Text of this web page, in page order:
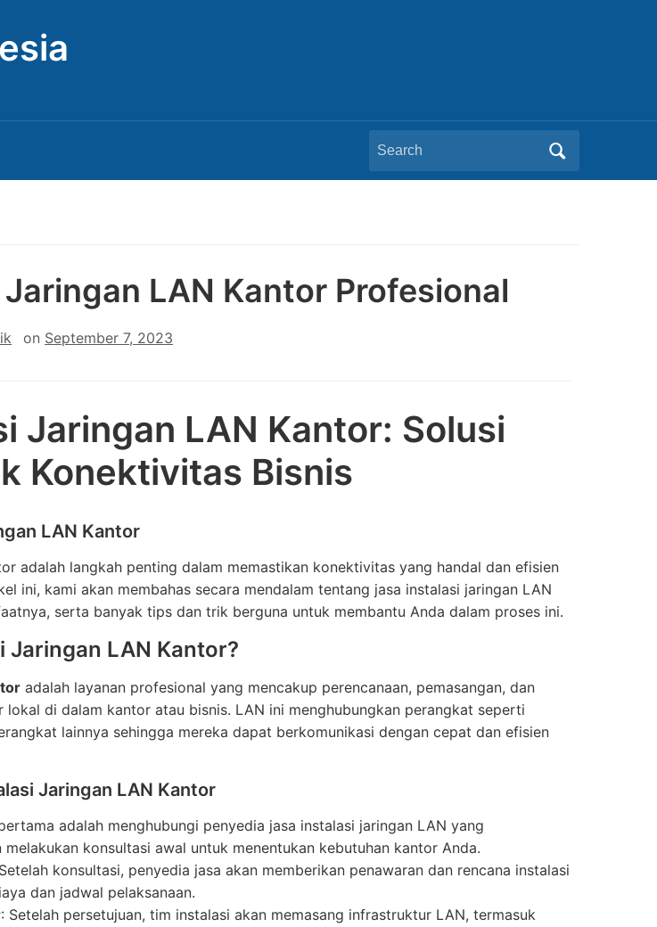
Search
for:
LAN Kantor Profesional
on September 7, 2023
Jaringan LAN Kantor: Solusi
Konektivitas Bisnis
LAN Kantor
adalah langkah penting dalam memastikan konektivitas yang handal dan efisien
ini, kami akan membahas secara mendalam tentang jasa instalasi jaringan LAN
serta banyak tips dan trik berguna untuk membantu Anda dalam proses ini.
Jaringan LAN Kantor?
adalah layanan profesional yang mencakup perencanaan, pemasangan, dan
lokal di dalam kantor atau bisnis. LAN ini menghubungkan perangkat seperti
lainnya sehingga mereka dapat berkomunikasi dengan cepat dan efisien
Jaringan LAN Kantor
adalah menghubungi penyedia jasa instalasi jaringan LAN yang
melakukan konsultasi awal untuk menentukan kebutuhan kantor Anda.
konsultasi, penyedia jasa akan memberikan penawaran dan rencana instalasi
dan jadwal pelaksanaan.
: Setelah persetujuan, tim instalasi akan memasang infrastruktur LAN, termasuk